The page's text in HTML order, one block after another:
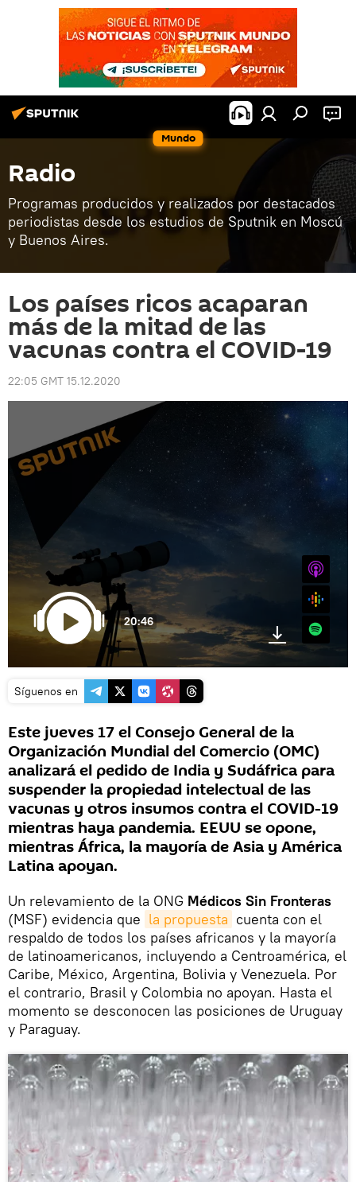
Mundo
Radio
Programas producidos y realizados por destacados
periodistas desde los estudios de Sputnik en Moscú
y Buenos Aires.
Los países ricos acaparan
más de la mitad de las
vacunas contra el COVID-19
22:05 GMT 15.12.2020
20:46 Spotify
Síguenos en
Este jueves 17 el Consejo General de la
Organización Mundial del Comercio (OMC)
analizará el pedido de India y Sudáfrica para
suspender la propiedad intelectual de las
vacunas y otros insumos contra el COVID-19
mientras haya pandemia. EEUU se opone,
mientras África, la mayoría de Asia y América
Latina apoyan.
Un relevamiento de la ONG Médicos Sin Fronteras
(MSF) evidencia que la propuesta cuenta con el
respaldo de todos los países africanos y la mayoría
de latinoamericanos, incluyendo a Centroamérica, el
Caribe, México, Argentina, Bolivia y Venezuela. Por
el contrario, Brasil y Colombia no apoyan. Hasta el
momento se desconocen las posiciones de Uruguay
y Paraguay.